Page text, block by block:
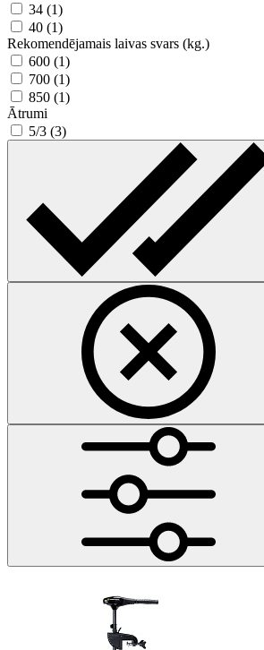
34 (1)
40 (1)
Rekomendējamais laivas svars (kg.)
600 (1)
700 (1)
850 (1)
Ātrumi
5/3 (3)